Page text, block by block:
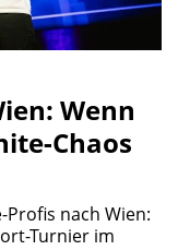
Wenn
Chaos
nach Wien:
Turnier im